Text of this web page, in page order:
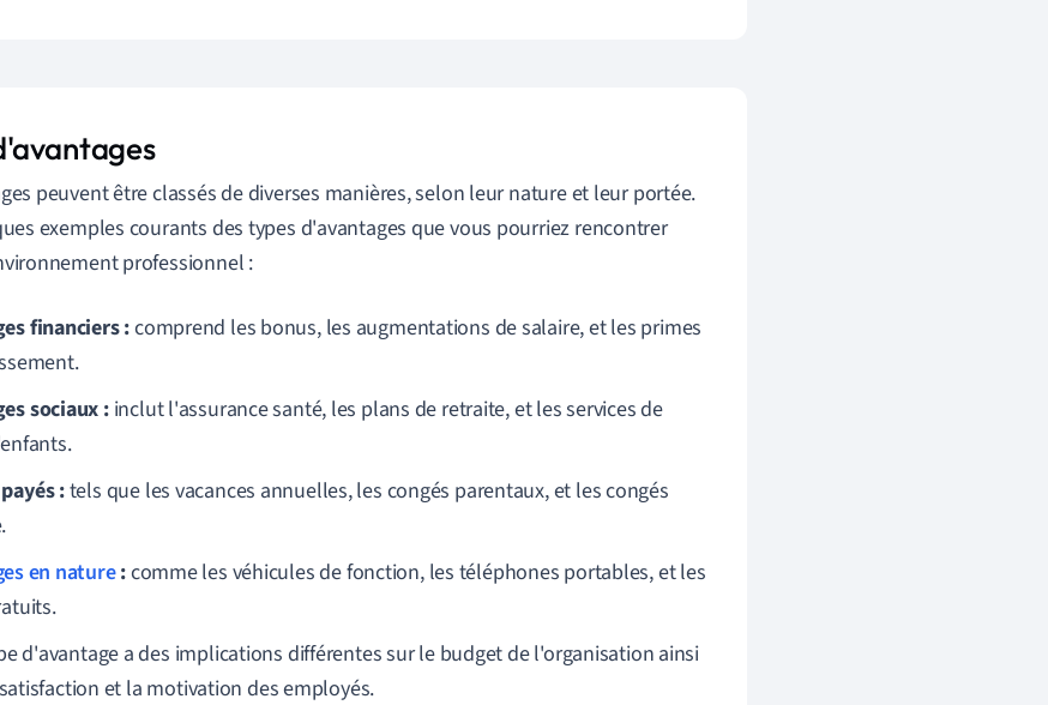
peuvent être classés de diverses manières, selon leur nature et leur portée.
exemples courants des types d'avantages que vous pourriez rencontrer
professionnel :
financiers :comprend les bonus, les augmentations de salaire, et les primes
sociaux :inclut l'assurance santé, les plans de retraite, et les services de
:tels que les vacances annuelles, les congés parentaux, et les congés
en nature:comme les véhicules de fonction, les téléphones portables, et les
d'avantage a des implications différentes sur le budget de l'organisation ainsi
et la motivation des employés.